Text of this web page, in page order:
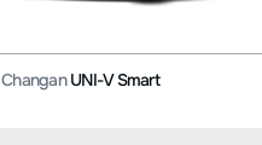
ChanganUNI-V Smart